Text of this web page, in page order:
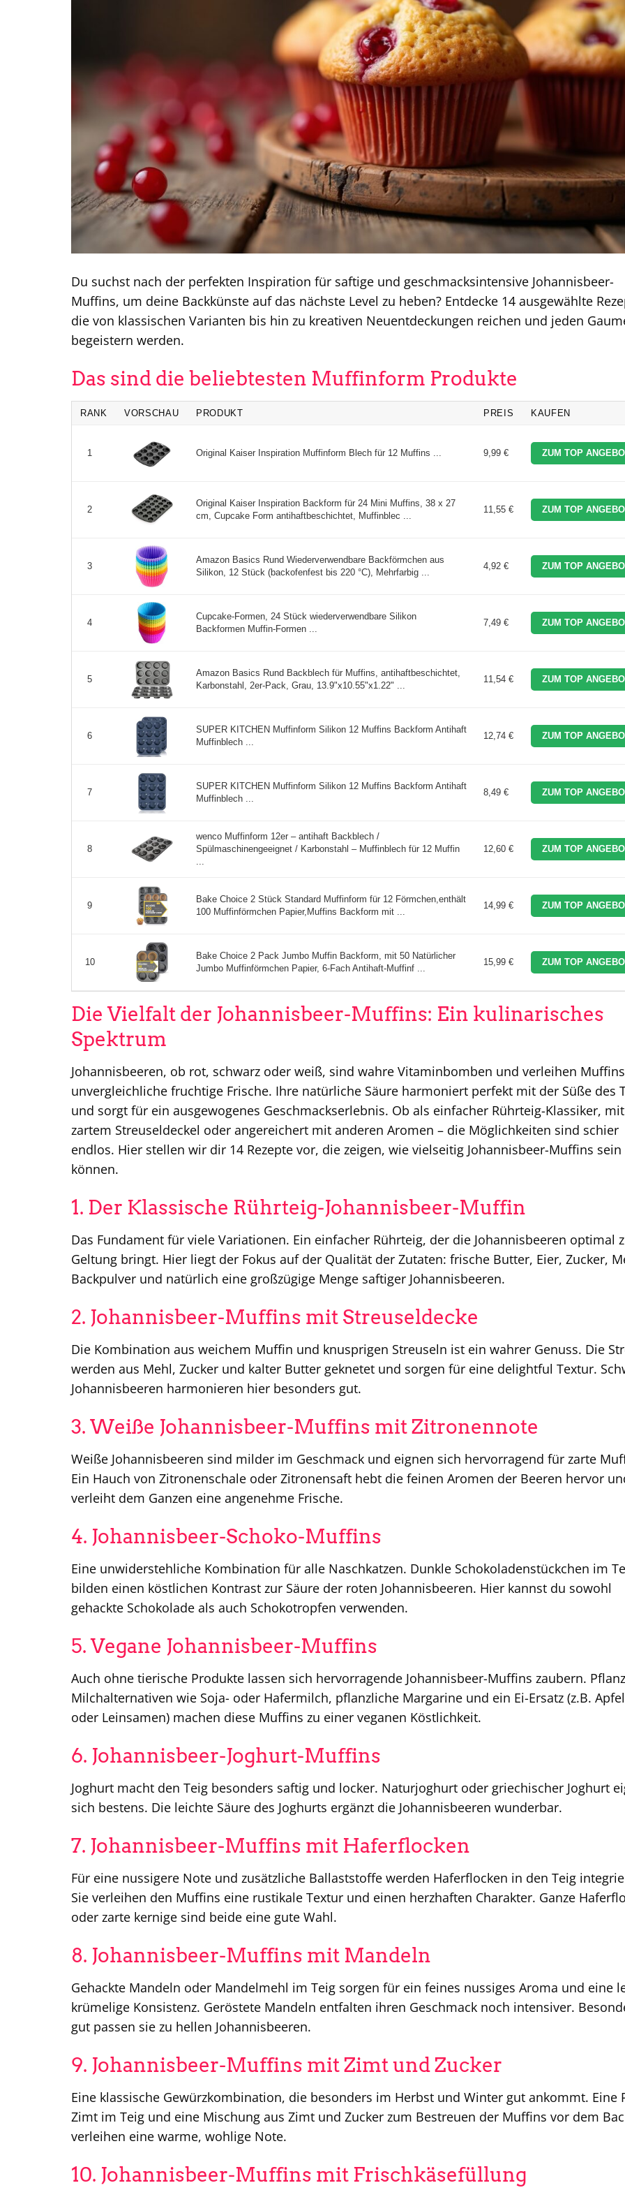
Du suchst nach der perfekten Inspiration für saftige und geschmacksintensive Johannisbeer-
Muffins, um deine Backkünste auf das nächste Level zu heben? Entdecke 14 ausgewählte
die von klassischen Varianten bis hin zu kreativen Neuentdeckungen reichen und jeden
begeistern werden.
Das sind die beliebtesten Muffinform Produkte
RANK VORSCHAU PRODUKT PREIS KAUFEN
1 Original Kaiser Inspiration Muffinform Blech für 12 Muffins ... 9,99 € ZUM TOP
2
Original Kaiser Inspiration Backform für 24 Mini Muffins, 38 x 27
cm, Cupcake Form antihaftbeschichtet, Muffinblec ...
11,55 € ZUM TOP
3
Amazon Basics Rund Wiederverwendbare Backförmchen aus
Silikon, 12 Stück (backofenfest bis 220 °C), Mehrfarbig ...
4,92 € ZUM TOP
4
Cupcake-Formen, 24 Stück wiederverwendbare Silikon
Backformen Muffin-Formen ...
7,49 € ZUM TOP
5
Amazon Basics Rund Backblech für Muffins, antihaftbeschichtet,
Karbonstahl, 2er-Pack, Grau, 13.9"x10.55"x1.22" ...
11,54 € ZUM TOP
6
SUPER KITCHEN Muffinform Silikon 12 Muffins Backform Antihaft
Muffinblech ...
12,74 € ZUM TOP
7
SUPER KITCHEN Muffinform Silikon 12 Muffins Backform Antihaft
Muffinblech ...
8,49 € ZUM TOP
8
wenco Muffinform 12er – antihaft Backblech /
Spülmaschinengeeignet / Karbonstahl – Muffinblech für 12 Muffin
...
12,60 € ZUM TOP
9
Bake Choice 2 Stück Standard Muffinform für 12 Förmchen,enthält
100 Muffinförmchen Papier,Muffins Backform mit ...
14,99 € ZUM TOP
10
Bake Choice 2 Pack Jumbo Muffin Backform, mit 50 Natürlicher
Jumbo Muffinförmchen Papier, 6-Fach Antihaft-Muffinf ...
15,99 € ZUM TOP
Die Vielfalt der Johannisbeer-Muffins: Ein kulinarisches
Spektrum
Johannisbeeren, ob rot, schwarz oder weiß, sind wahre Vitaminbomben und verleihen
unvergleichliche fruchtige Frische. Ihre natürliche Säure harmoniert perfekt mit der Süße des
und sorgt für ein ausgewogenes Geschmackserlebnis. Ob als einfacher Rührteig-Klassiker, mit
zartem Streuseldeckel oder angereichert mit anderen Aromen – die Möglichkeiten sind schier
endlos. Hier stellen wir dir 14 Rezepte vor, die zeigen, wie vielseitig Johannisbeer-Muffins sein
können.
1. Der Klassische Rührteig-Johannisbeer-Muffin
Das Fundament für viele Variationen. Ein einfacher Rührteig, der die Johannisbeeren optimal
Geltung bringt. Hier liegt der Fokus auf der Qualität der Zutaten: frische Butter, Eier, Zucker,
Backpulver und natürlich eine großzügige Menge saftiger Johannisbeeren.
2. Johannisbeer-Muffins mit Streuseldecke
Die Kombination aus weichem Muffin und knusprigen Streuseln ist ein wahrer Genuss. Die
werden aus Mehl, Zucker und kalter Butter geknetet und sorgen für eine delightful Textur.
Johannisbeeren harmonieren hier besonders gut.
3. Weiße Johannisbeer-Muffins mit Zitronennote
Weiße Johannisbeeren sind milder im Geschmack und eignen sich hervorragend für zarte
Ein Hauch von Zitronenschale oder Zitronensaft hebt die feinen Aromen der Beeren hervor
verleiht dem Ganzen eine angenehme Frische.
4. Johannisbeer-Schoko-Muffins
Eine unwiderstehliche Kombination für alle Naschkatzen. Dunkle Schokoladenstückchen im
bilden einen köstlichen Kontrast zur Säure der roten Johannisbeeren. Hier kannst du sowohl
gehackte Schokolade als auch Schokotropfen verwenden.
5. Vegane Johannisbeer-Muffins
Auch ohne tierische Produkte lassen sich hervorragende Johannisbeer-Muffins zaubern.
Milchalternativen wie Soja- oder Hafermilch, pflanzliche Margarine und ein Ei-Ersatz (z.B.
oder Leinsamen) machen diese Muffins zu einer veganen Köstlichkeit.
6. Johannisbeer-Joghurt-Muffins
Joghurt macht den Teig besonders saftig und locker. Naturjoghurt oder griechischer Joghurt
sich bestens. Die leichte Säure des Joghurts ergänzt die Johannisbeeren wunderbar.
7. Johannisbeer-Muffins mit Haferflocken
Für eine nussigere Note und zusätzliche Ballaststoffe werden Haferflocken in den Teig
Sie verleihen den Muffins eine rustikale Textur und einen herzhaften Charakter. Ganze
oder zarte kernige sind beide eine gute Wahl.
8. Johannisbeer-Muffins mit Mandeln
Gehackte Mandeln oder Mandelmehl im Teig sorgen für ein feines nussiges Aroma und eine
krümelige Konsistenz. Geröstete Mandeln entfalten ihren Geschmack noch intensiver.
gut passen sie zu hellen Johannisbeeren.
9. Johannisbeer-Muffins mit Zimt und Zucker
Eine klassische Gewürzkombination, die besonders im Herbst und Winter gut ankommt. Eine
Zimt im Teig und eine Mischung aus Zimt und Zucker zum Bestreuen der Muffins vor dem
verleihen eine warme, wohlige Note.
10. Johannisbeer-Muffins mit Frischkäsefüllung